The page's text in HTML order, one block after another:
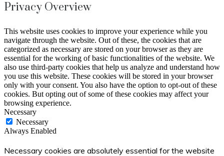
Privacy Overview
This website uses cookies to improve your experience while you
navigate through the website. Out of these, the cookies that are
categorized as necessary are stored on your browser as they are
essential for the working of basic functionalities of the website. We
also use third-party cookies that help us analyze and understand how
you use this website. These cookies will be stored in your browser
only with your consent. You also have the option to opt-out of these
cookies. But opting out of some of these cookies may affect your
browsing experience.
Necessary
Necessary
Always Enabled
Necessary cookies are absolutely essential for the website